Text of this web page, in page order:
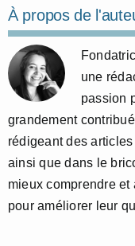
À propos de
une
passion
grandement
rédigeant des
ainsi que dans le
mieux comprendre
pour améliorer leur